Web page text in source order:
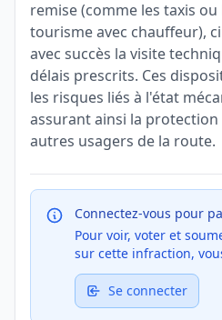
remise (comme les taxis
tourisme avec chauffeur),
avec succès la visite
délais prescrits. Ces
les risques liés à l'état
assurant ainsi la protection
autres usagers de la route.
Connectez-vous pour
Pour voir, voter et
sur cette infraction,
Se connecter